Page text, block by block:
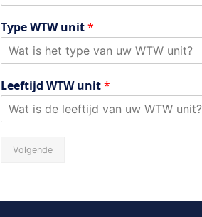
Type WTW unit*
Leeftijd WTW unit*
Volgende